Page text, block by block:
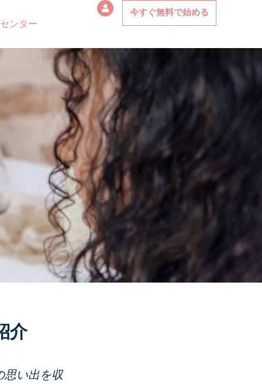
ンター
今すぐ無料で始める
介
思い出を収